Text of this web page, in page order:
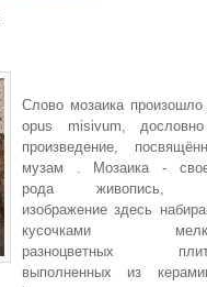
Слово мозаика произошло
opus misivum,
произведение,
музам . Мозаика -
рода живопись,
изображение здесь
кусочками
разноцветных
выполненных из